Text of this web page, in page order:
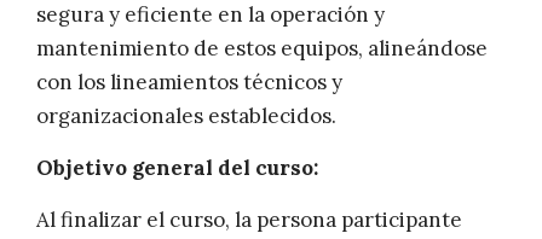
segura y eficiente en la operación y
mantenimiento de estos equipos, alineándose
con los lineamientos técnicos y
organizacionales establecidos.
Objetivo general del curso:
Al finalizar el curso, la persona participante